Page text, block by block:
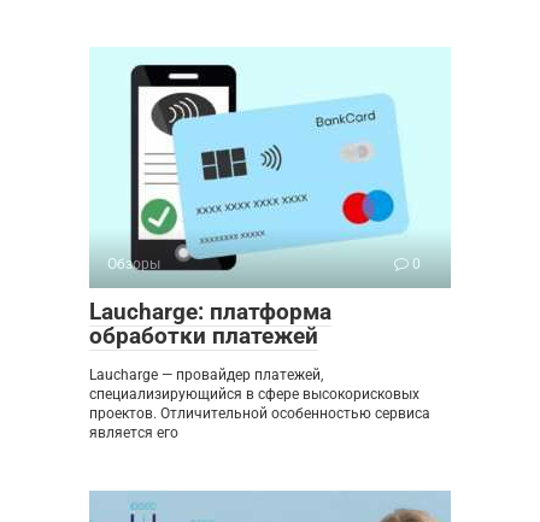
Обзоры 0
Laucharge: платформа
обработки платежей
Laucharge — провайдер платежей,
специализирующийся в сфере высокорисковых
проектов. Отличительной особенностью сервиса
является его